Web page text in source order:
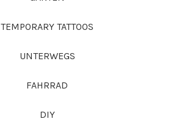
TEMPORARY TATTOOS
UNTERWEGS
FAHRRAD
DIY